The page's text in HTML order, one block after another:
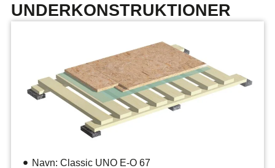
UNDERKONSTRUKTIONER
Navn: Classic UNO E-O 67